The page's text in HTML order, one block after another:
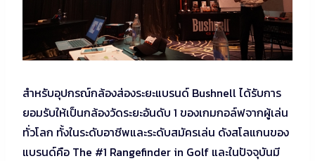
สำหรับอุปกรณ์กล้องส่องระยะแบรนด์ Bushnell ได้รับการ
ยอมรับให้เป็นกล้องวัดระยะอันดับ 1 ของเกมกอล์ฟจากผู้เล่น
ทั่วโลก ทั้งในระดับอาชีพและระดับสมัครเล่น ดังสโลแกนของ
แบรนด์คือ The #1 Rangefinder in Golf และในปัจจุบันมี